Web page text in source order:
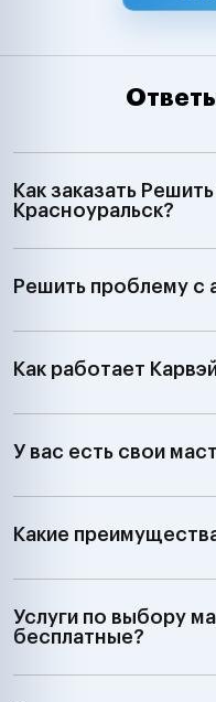
Как заказать
Красноуральск?
Решить проблему с
Как работает
У вас есть свои
Какие
Услуги по выбору
бесплатные?